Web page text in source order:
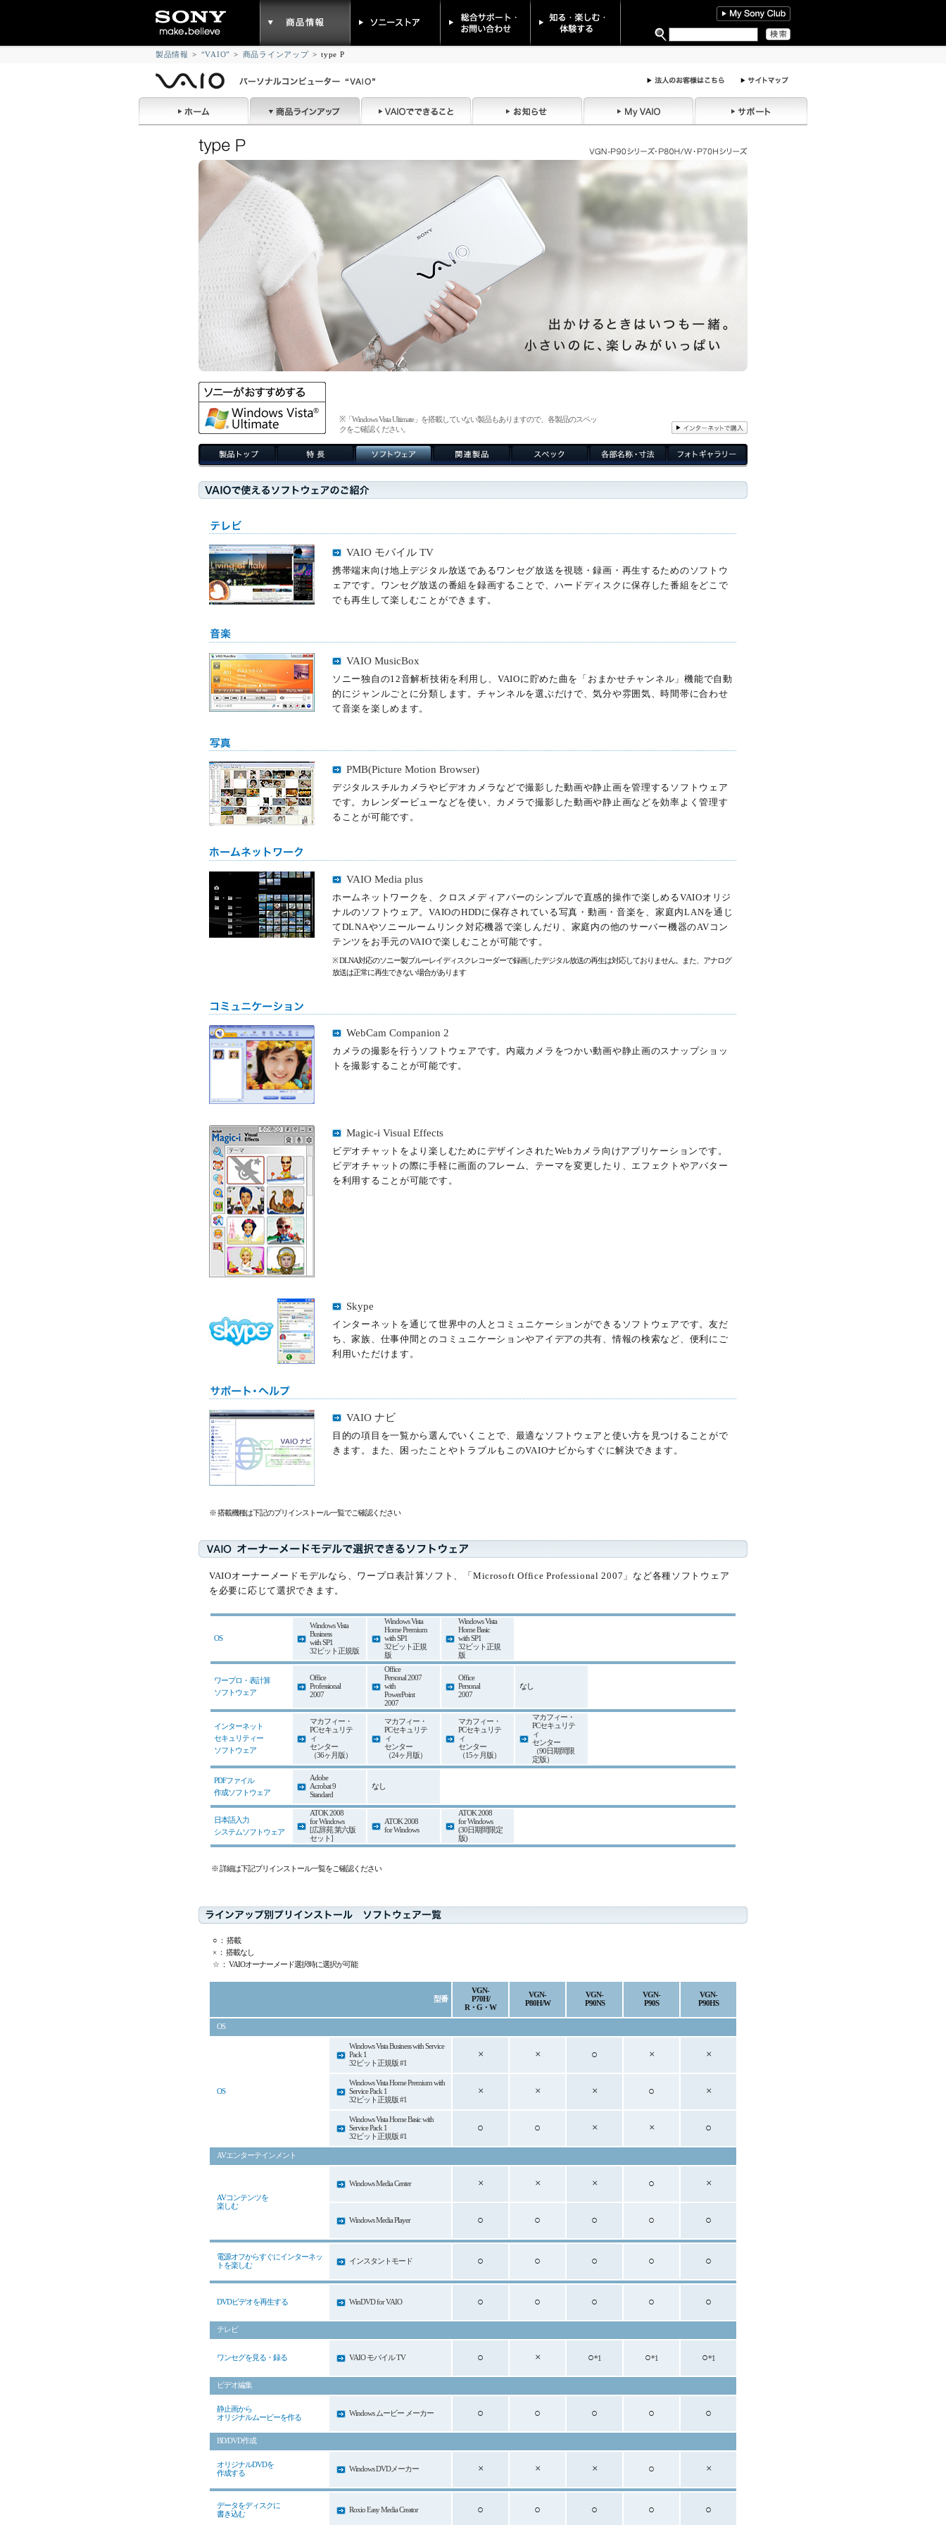
製品情報 > “VAIO” > 商品ラインアップ > type P
※「Windows Vista Ultimate」を搭載していない製品もありますので、各製品のスペッ
クをご確認ください。
VAIO モバイル TV
携帯端末向け地上デジタル放送であるワンセグ放送を視聴・録画・再生するためのソフトウ
ェアです。ワンセグ放送の番組を録画することで、ハードディスクに保存した番組をどこで
でも再生して楽しむことができます。
VAIO MusicBox
ソニー独自の12音解析技術を利用し、VAIOに貯めた曲を「おまかせチャンネル」機能で自動
的にジャンルごとに分類します。チャンネルを選ぶだけで、気分や雰囲気、時間帯に合わせ
て音楽を楽しめます。
PMB(Picture Motion Browser)
デジタルスチルカメラやビデオカメラなどで撮影した動画や静止画を管理するソフトウェア
です。カレンダービューなどを使い、カメラで撮影した動画や静止画などを効率よく管理す
ることが可能です。
VAIO Media plus
ホームネットワークを、クロスメディアバーのシンプルで直感的操作で楽しめるVAIOオリジ
ナルのソフトウェア。VAIOのHDDに保存されている写真・動画・音楽を、家庭内LANを通じ
てDLNAやソニールームリンク対応機器で楽しんだり、家庭内の他のサーバー機器のAVコン
テンツをお手元のVAIOで楽しむことが可能です。
※ DLNA対応のソニー製ブルーレイディスクレコーダーで録画したデジタル放送の再生は対応しておりません。また、アナログ
放送は正常に再生できない場合があります
WebCam Companion 2
カメラの撮影を行うソフトウェアです。内蔵カメラをつかい動画や静止画のスナップショッ
トを撮影することが可能です。
Magic-i Visual Effects
ビデオチャットをより楽しむためにデザインされたWebカメラ向けアプリケーションです。
ビデオチャットの際に手軽に画面のフレーム、テーマを変更したり、エフェクトやアバター
を利用することが可能です。
Skype
インターネットを通じて世界中の人とコミュニケーションができるソフトウェアです。友だ
ち、家族、仕事仲間とのコミュニケーションやアイデアの共有、情報の検索など、便利にご
利用いただけます。
VAIO ナビ
目的の項目を一覧から選んでいくことで、最適なソフトウェアと使い方を見つけることがで
きます。また、困ったことやトラブルもこのVAIOナビからすぐに解決できます。
※ 搭載機種は下記のプリインストール一覧でご確認ください
VAIOオーナーメードモデルなら、ワープロ表計算ソフト、「Microsoft Office Professional 2007」など各種ソフトウェア
を必要に応じて選択できます。
OS
Windows Vista
Business
with SP1
32ビット正規版
Windows Vista
Home Premium
with SP1
32ビット正規
版
Windows Vista
Home Basic
with SP1
32ビット正規
版
ワープロ・表計算
ソフトウェア
Office
Professional
2007
Office
Personal 2007
with
PowerPoint
2007
Office
Personal
2007
なし
インターネット
セキュリティー
ソフトウェア
マカフィー・
PCセキュリテ
ィ
センター
（36ヶ月版）
マカフィー・
PCセキュリテ
ィ
センター
（24ヶ月版）
マカフィー・
PCセキュリテ
ィ
センター
（15ヶ月版）
マカフィー・
PCセキュリテ
ィ
センター
（90日期間限
定版）
PDFファイル
作成ソフトウェア
Adobe
Acrobat 9
Standard
なし
日本語入力
システムソフトウェア
ATOK 2008
for Windows
[広辞苑 第六版
セット]
ATOK 2008
for Windows
ATOK 2008
for Windows
(30日期間限定
版)
※ 詳細は下記プリインストール一覧をご確認ください
○ ： 搭載
× ： 搭載なし
☆ ： VAIOオーナーメード選択時に選択が可能
型番
VGN-
P70H/
R・G・W
VGN-
P80H/W
VGN-
P90NS
VGN-
P90S
VGN-
P90HS
OS
OS
Windows Vista Business with Service
Pack 1
32ビット正規版#1
× × ○ × ×
Windows Vista Home Premium with
Service Pack 1
32ビット正規版#1
× × × ○ ×
Windows Vista Home Basic with
Service Pack 1
32ビット正規版#1
○ ○ × × ○
AVエンターテインメント
AVコンテンツを
楽しむ
Windows Media Center × × × ○ ×
Windows Media Player ○ ○ ○ ○ ○
電源オフからすぐにインターネッ
トを楽しむ
インスタントモード ○ ○ ○ ○ ○
DVDビデオを再生する WinDVD for VAIO ○ ○ ○ ○ ○
テレビ
ワンセグを見る・録る VAIO モバイル TV ○ × ○*1 ○*1 ○*1
ビデオ編集
静止画から
オリジナルムービーを作る
Windows ムービー メーカー ○ ○ ○ ○ ○
BD/DVD作成
オリジナルDVDを
作成する
Windows DVDメーカー × × × ○ ×
データをディスクに
書き込む
Roxio Easy Media Creator ○ ○ ○ ○ ○